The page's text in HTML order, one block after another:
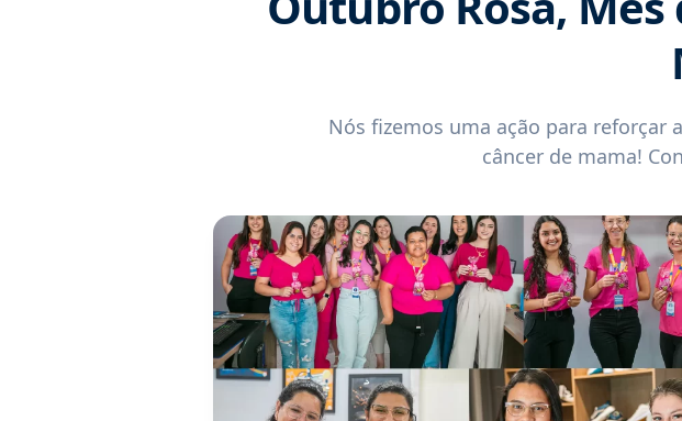
Nós fizemos uma ação para reforçar
câncer de mama!